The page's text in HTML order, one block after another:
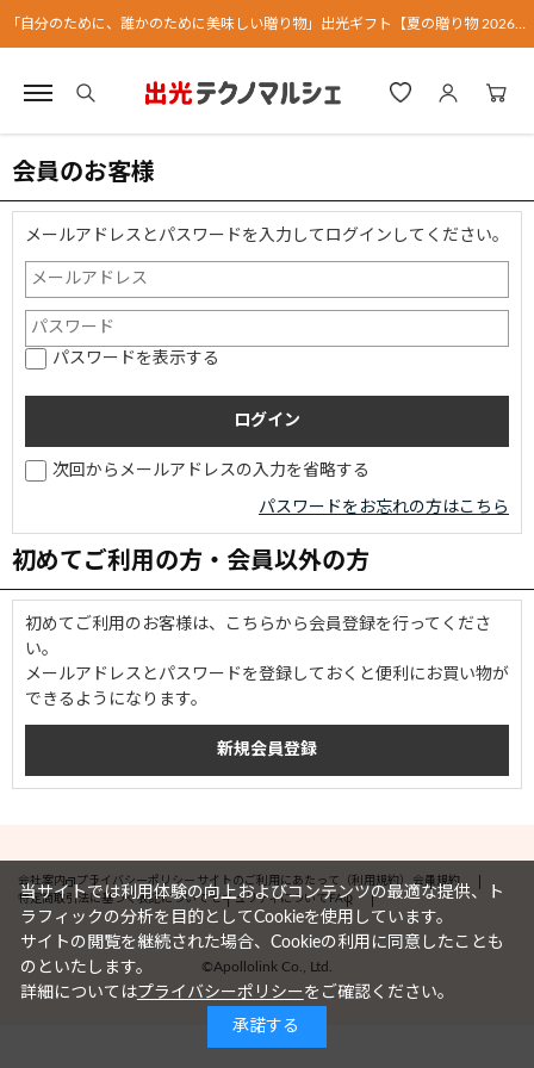
会員のお客様
メールアドレスとパスワードを入力してログインしてください。
パスワードを表示する
次回からメールアドレスの入力を省略する
パスワードをお忘れの方はこちら
初めてご利用の方・会員以外の方
初めてご利用のお客様は、こちらから会員登録を行ってくださ
い。
メールアドレスとパスワードを登録しておくと便利にお買い物が
できるようになります。
会社案内 プライバシーポリシー サイトのご利用にあたって（利用規約） 会員規約
特定商取引法に基づく表記についてセキュリティについてFAQ
©Apollolink Co., Ltd.
当サイトでは利用体験の向上およびコンテンツの最適な提供、ト
ラフィックの分析を目的としてCookieを使用しています。
サイトの閲覧を継続された場合、Cookieの利用に同意したことも
のといたします。
詳細についてはプライバシーポリシーをご確認ください。
承諾する